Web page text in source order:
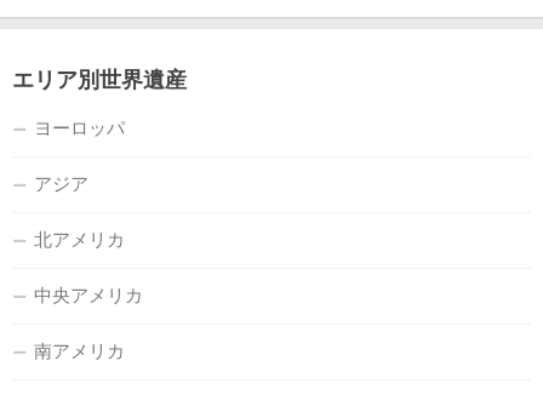
エリア別世界遺産
ヨーロッパ
アジア
北アメリカ
中央アメリカ
南アメリカ